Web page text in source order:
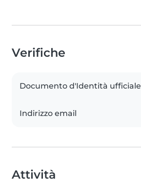
Verifiche
Documento d'Identità ufficiale
Indirizzo email
Attività